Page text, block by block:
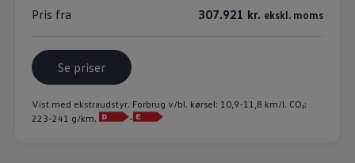
Pris fra 307.921 kr. ekskl. moms
Se priser
Vist med ekstraudstyr. Forbrug v/bl. kørsel: 10,9-11,8 km/l. CO₂:
223-241 g/km.
-